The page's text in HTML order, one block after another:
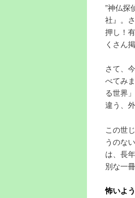
”神仏探
社』。
押し！
くさん
さて、
べてみ
る世界
違う、
この世
うのな
は、長
別な一
怖いよ